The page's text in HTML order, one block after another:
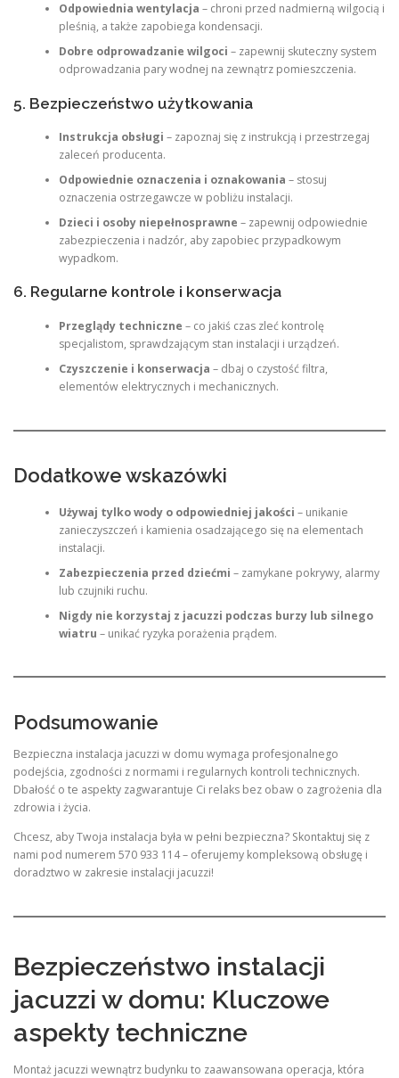
Odpowiednia wentylacja – chroni przed nadmierną wilgocią i
pleśnią, a także zapobiega kondensacji.
Dobre odprowadzanie wilgoci – zapewnij skuteczny system
odprowadzania pary wodnej na zewnątrz pomieszczenia.
5. Bezpieczeństwo użytkowania
Instrukcja obsługi – zapoznaj się z instrukcją i przestrzegaj
zaleceń producenta.
Odpowiednie oznaczenia i oznakowania – stosuj
oznaczenia ostrzegawcze w pobliżu instalacji.
Dzieci i osoby niepełnosprawne – zapewnij odpowiednie
zabezpieczenia i nadzór, aby zapobiec przypadkowym
wypadkom.
6. Regularne kontrole i konserwacja
Przeglądy techniczne – co jakiś czas zleć kontrolę
specjalistom, sprawdzającym stan instalacji i urządzeń.
Czyszczenie i konserwacja – dbaj o czystość filtra,
elementów elektrycznych i mechanicznych.
Dodatkowe wskazówki
Używaj tylko wody o odpowiedniej jakości – unikanie
zanieczyszczeń i kamienia osadzającego się na elementach
instalacji.
Zabezpieczenia przed dziećmi – zamykane pokrywy, alarmy
lub czujniki ruchu.
Nigdy nie korzystaj z jacuzzi podczas burzy lub silnego
wiatru – unikać ryzyka porażenia prądem.
Podsumowanie
Bezpieczna instalacja jacuzzi w domu wymaga profesjonalnego
podejścia, zgodności z normami i regularnych kontroli technicznych.
Dbałość o te aspekty zagwarantuje Ci relaks bez obaw o zagrożenia dla
zdrowia i życia.
Chcesz, aby Twoja instalacja była w pełni bezpieczna? Skontaktuj się z
nami pod numerem 570 933 114 – oferujemy kompleksową obsługę i
doradztwo w zakresie instalacji jacuzzi!
Bezpieczeństwo instalacji
jacuzzi w domu: Kluczowe
aspekty techniczne
Montaż jacuzzi wewnątrz budynku to zaawansowana operacja, która